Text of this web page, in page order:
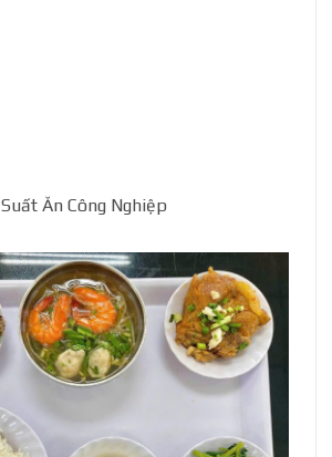
Suất Ăn Công Nghiệp